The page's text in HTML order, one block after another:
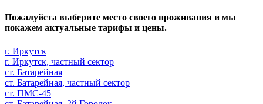
Пожалуйста выберите место своего проживания и мы
покажем актуальные тарифы и цены.
г. Иркутск
г. Иркутск, частный сектор
ст. Батарейная
ст. Батарейная, частный сектор
ст. ПМС-45